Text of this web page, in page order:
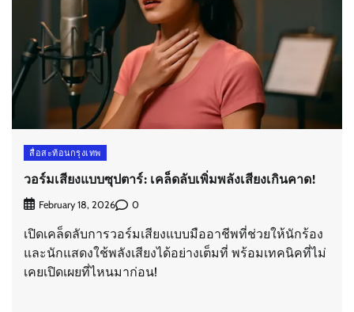
สื่อสะท้อนกรุงเทพ
วอร์มเสียงแบบซุปตาร์: เคล็ดลับเพิ่มพลังเสียงเกินคาด!
February 18, 2026 0
เปิดเคล็ดลับการวอร์มเสียงแบบมืออาชีพที่ช่วยให้นักร้อง
และนักแสดงใช้พลังเสียงได้อย่างเต็มที่ พร้อมเทคนิคที่ไม่
เคยเปิดเผยที่ไหนมาก่อน!